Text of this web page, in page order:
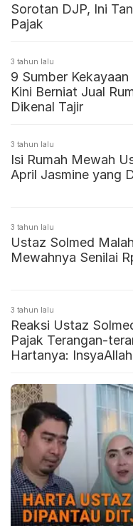
Sorotan DJP, Ini
Pajak
3 tahun lalu
9 Sumber
Kini Berniat Jual
Dikenal Tajir
3 tahun lalu
Isi Rumah Mewah
April Jasmine yang
3 tahun lalu
Ustaz Solmed
Mewahnya Senilai
3 tahun lalu
Reaksi Ustaz
Pajak Terangan-
Hartanya: